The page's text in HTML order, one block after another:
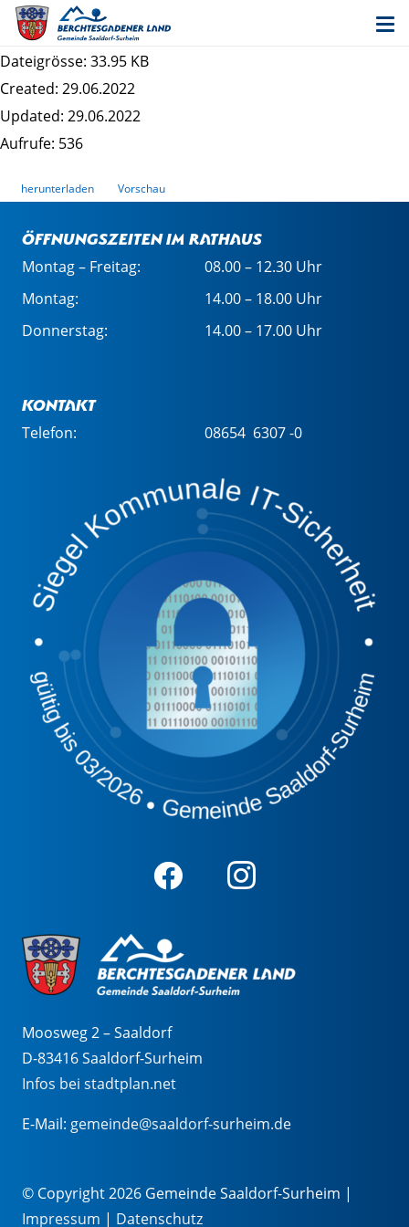
Innenbereichssatzung "Steinbrünning -
Dorfplatz" - Satzung
Dateigrösse: 33.95 KB
Created: 29.06.2022
Updated: 29.06.2022
Aufrufe: 536
herunterladen Vorschau
Öffnungszeiten im Rathaus
Montag – Freitag:
08.00 – 12.30 Uhr
Montag:
14.00 – 18.00 Uhr
Donnerstag:
14.00 – 17.00 Uhr
Kontakt
Telefon: 08654 6307 -0
Moosweg 2 – Saaldorf
D-83416 Saaldorf-Surheim
Infos bei stadtplan.net
E-Mail: gemeinde@saaldorf-surheim.de
© Copyright 2026 Gemeinde Saaldorf-Surheim |
Impressum | Datenschutz